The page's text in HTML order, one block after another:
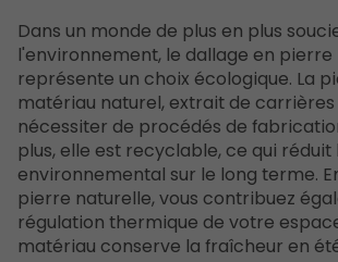
Dans un monde de plus en plus
l'environnement, le dallage en
représente un choix écologique. La
matériau naturel, extrait de carrières
nécessiter de procédés de
plus, elle est recyclable, ce qui
environnemental sur le long terme.
pierre naturelle, vous contribuez
régulation thermique de votre
matériau conserve la fraîcheur en